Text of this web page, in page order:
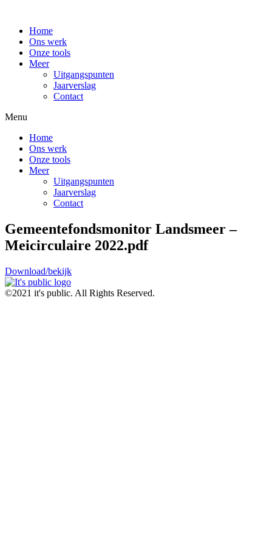
Home
Ons werk
Onze tools
Meer
Uitgangspunten
Jaarverslag
Contact
Menu
Home
Ons werk
Onze tools
Meer
Uitgangspunten
Jaarverslag
Contact
Gemeentefondsmonitor Landsmeer –
Meicirculaire 2022.pdf
Download/bekijk
©2021 it's public. All Rights Reserved.